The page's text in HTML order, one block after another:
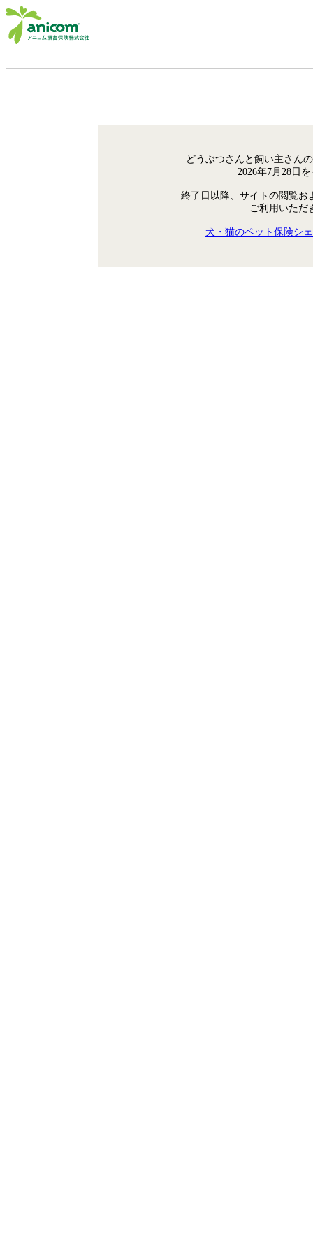
どうぶつさんと飼い主さん
2026年7月28日
終了日以降、サイトの閲覧お
ご利用いただ
犬・猫のペット保険シ